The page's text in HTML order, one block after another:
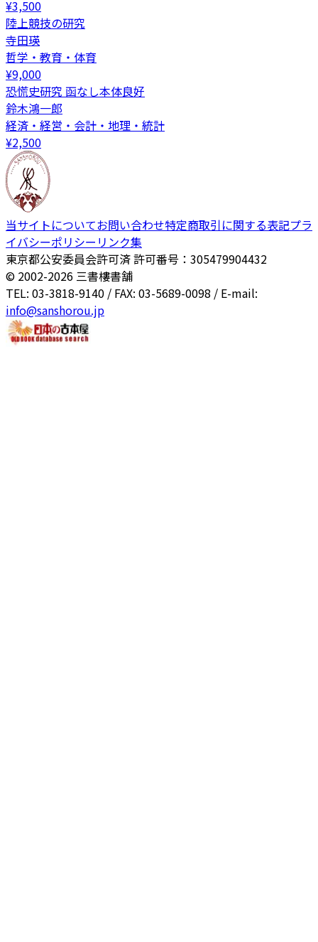
¥3,500
陸上競技の研究
寺田瑛
哲学・教育・体育
¥9,000
恐慌史研究 函なし本体良好
鈴木鴻一郎
経済・経営・会計・地理・統計
¥2,500
当サイトについてお問い合わせ特定商取引に関する表記プラ
イバシーポリシー リンク集
東京都公安委員会許可済 許可番号：305479904432
© 2002-2026 三書樓書舗
TEL: 03-3818-9140 / FAX: 03-5689-0098 / E-mail:
info@sanshorou.jp